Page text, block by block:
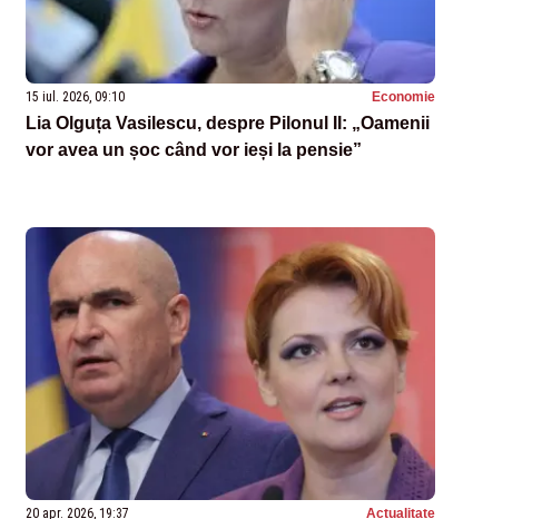
15 iul. 2026, 09:10 Economie
Lia Olguța Vasilescu, despre Pilonul II: „Oamenii
vor avea un șoc când vor ieși la pensie”
20 apr. 2026, 19:37 Actualitate